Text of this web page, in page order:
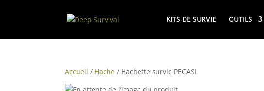
KITS DE SURVIE OUTILS
Accueil / Hache / Hachette survie PEGASI